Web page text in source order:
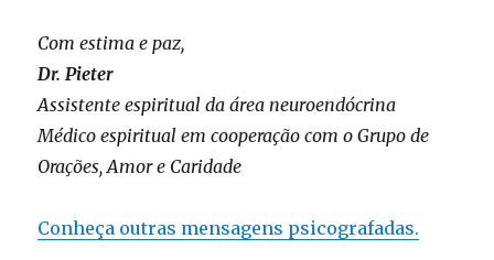
Com estima e paz,
Dr. Pieter
Assistente espiritual da área neuroendócrina
Médico espiritual em cooperação com o Grupo de
Orações, Amor e Caridade
Conheça outras mensagens psicografadas.